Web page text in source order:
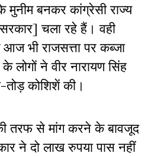
मुनीम बनकर कांग्रेसी राज्य
चला रहे हैं। वही
आज भी राजसत्ता पर कब्जा
लोगों ने वीर नारायण सिंह
तोड़ कोशिशें की।
की तरफ से मांग करने के बावजूद
ने दो लाख रुपया पास नहीं